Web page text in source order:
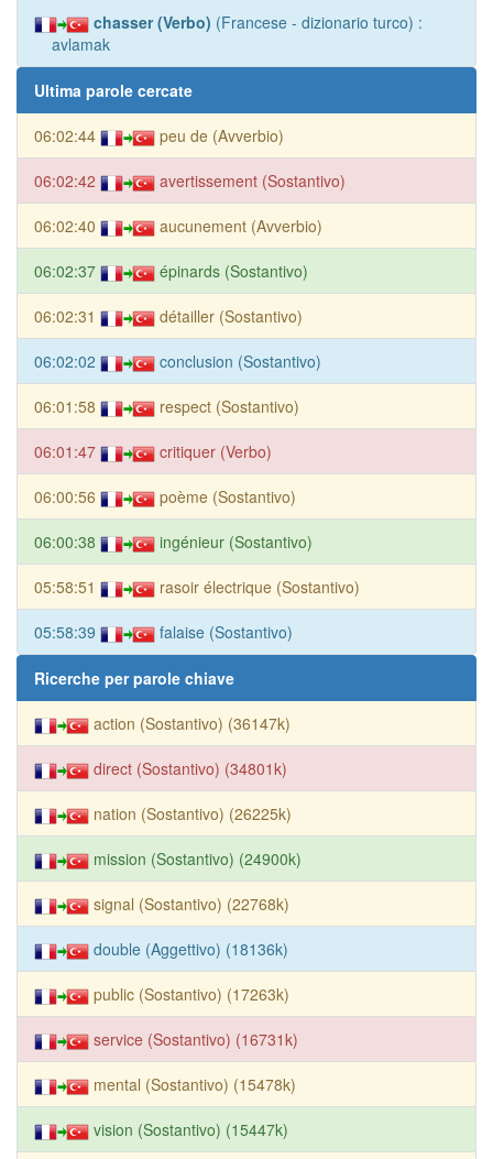
chasser (Verbo) (Francese - dizionario turco) :
avlamak
Ultima parole cercate
06:02:44 peu de (Avverbio)
06:02:42 avertissement (Sostantivo)
06:02:40 aucunement (Avverbio)
06:02:37 épinards (Sostantivo)
06:02:31 détailler (Sostantivo)
06:02:02 conclusion (Sostantivo)
06:01:58 respect (Sostantivo)
06:01:47 critiquer (Verbo)
06:00:56 poème (Sostantivo)
06:00:38 ingénieur (Sostantivo)
05:58:51 rasoir électrique (Sostantivo)
05:58:39 falaise (Sostantivo)
Ricerche per parole chiave
action (Sostantivo) (36147k)
direct (Sostantivo) (34801k)
nation (Sostantivo) (26225k)
mission (Sostantivo) (24900k)
signal (Sostantivo) (22768k)
double (Aggettivo) (18136k)
public (Sostantivo) (17263k)
service (Sostantivo) (16731k)
mental (Sostantivo) (15478k)
vision (Sostantivo) (15447k)